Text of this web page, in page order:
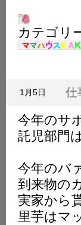
カテゴリ
仕
1月5日
今年のサ
託児部門
今年のバ
到来物の
実家から
里芋はマ